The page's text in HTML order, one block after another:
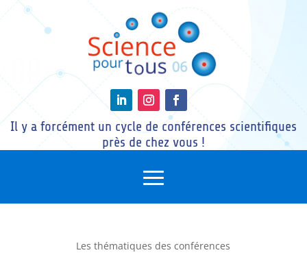
Il y a forcément un cycle de conférences scientifiques
près de chez vous !
Les thématiques des conférences